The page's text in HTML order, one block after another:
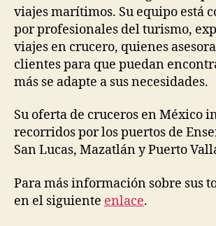
viajes marítimos. Su equipo está
por profesionales del turismo,
viajes en crucero, quienes
clientes para que puedan
más se adapte a sus necesidades.
Su oferta de cruceros en México
recorridos por los puertos de
San Lucas, Mazatlán y Puerto
Para más información sobre sus
en el siguiente enlace.